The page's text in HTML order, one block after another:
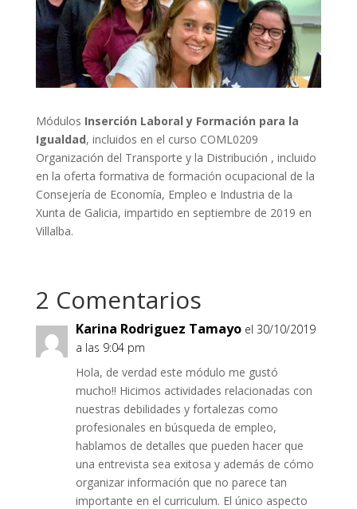
Módulos Inserción Laboral y Formación para la
Igualdad, incluidos en el curso COML0209
Organización del Transporte y la Distribución , incluido
en la oferta formativa de formación ocupacional de la
Consejería de Economía, Empleo e Industria de la
Xunta de Galicia, impartido en septiembre de 2019 en
Villalba.
2 Comentarios
Karina Rodriguez Tamayo el 30/10/2019
a las 9:04 pm
Hola, de verdad este módulo me gustó
mucho!! Hicimos actividades relacionadas con
nuestras debilidades y fortalezas como
profesionales en búsqueda de empleo,
hablamos de detalles que pueden hacer que
una entrevista sea exitosa y además de cómo
organizar información que no parece tan
importante en el curriculum. El único aspecto